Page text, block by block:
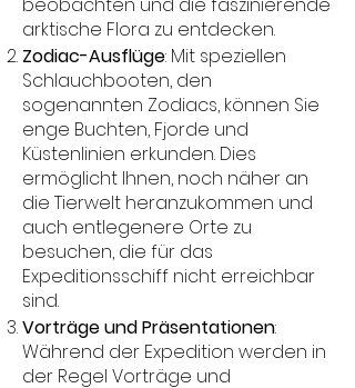
arktische Flora zu entdecken.
Zodiac-Ausflüge: Mit speziellen
Schlauchbooten, den
sogenannten Zodiacs, können Sie
enge Buchten, Fjorde und
Küstenlinien erkunden. Dies
ermöglicht Ihnen, noch näher an
die Tierwelt heranzukommen und
auch entlegenere Orte zu
besuchen, die für das
Expeditionsschiff nicht erreichbar
sind.
Vorträge und Präsentationen:
Während der Expedition werden in
der Regel Vorträge und